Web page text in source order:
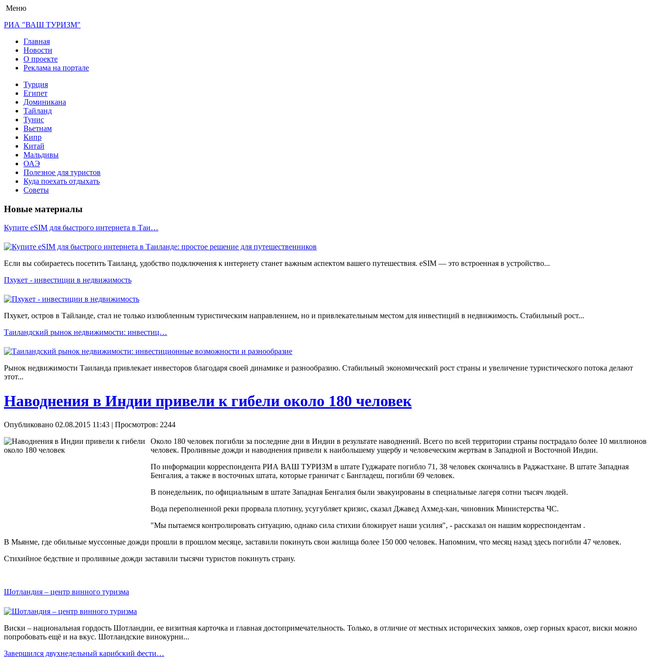
Меню
РИА "ВАШ ТУРИЗМ"
Главная
Новости
О проекте
Реклама на портале
Турция
Египет
Доминикана
Тайланд
Тунис
Вьетнам
Кипр
Китай
Мальдивы
ОАЭ
Полезное для туристов
Куда поехать отдыхать
Советы
Новые материалы
Купите eSIM для быстрого интернета в Таи…
Если вы собираетесь посетить Таиланд, удобство подключения к интернету станет важным аспектом вашего путешествия. eSIM — это встроенная в устройство...
Пхукет - инвестиции в недвижимость
Пхукет, остров в Тайланде, стал не только излюбленным туристическим направлением, но и привлекательным местом для инвестиций в недвижимость. Стабильный рост...
Таиландский рынок недвижимости: инвестиц…
Рынок недвижимости Таиланда привлекает инвесторов благодаря своей динамике и разнообразию. Стабильный экономический рост страны и увеличение туристического потока делают
этот...
Наводнения в Индии привели к гибели около 180 человек
Опубликовано 02.08.2015 11:43 | Просмотров: 2244
Около 180 человек погибли за последние дни в Индии в результате наводнений. Всего по всей территории страны пострадало более 10 миллионов
человек. Проливные дожди и наводнения привели к наибольшему ущербу и человеческим жертвам в Западной и Восточной Индии.
По информации корреспондента РИА ВАШ ТУРИЗМ в штате Гуджарате погибло 71, 38 человек скончались в Раджастхане. В штате Западная
Бенгалия, а также в восточных штата, которые граничат с Бангладеш, погибли 69 человек.
В понедельник, по официальным в штате Западная Бенгалия были эвакуированы в специальные лагеря сотни тысяч людей.
Вода переполненной реки прорвала плотину, усугубляет кризис, сказал Джавед Ахмед-хан, чиновник Министерства ЧС.
"Мы пытаемся контролировать ситуацию, однако сила стихии блокирует наши усилия", - рассказал он нашим корреспондентам .
В Мьянме, где обильные муссонные дожди прошли в прошлом месяце, заставили покинуть свои жилища более 150 000 человек. Напомним, что месяц назад здесь погибли 47 человек.
Стихийное бедствие и проливные дожди заставили тысячи туристов покинуть страну.
Шотландия – центр винного туризма
Виски – национальная гордость Шотландии, ее визитная карточка и главная достопримечательность. Только, в отличие от местных исторических замков, озер горных красот, виски можно
попробовать ещё и на вкус. Шотландские винокурни...
Завершился двухнедельный карибский фести…